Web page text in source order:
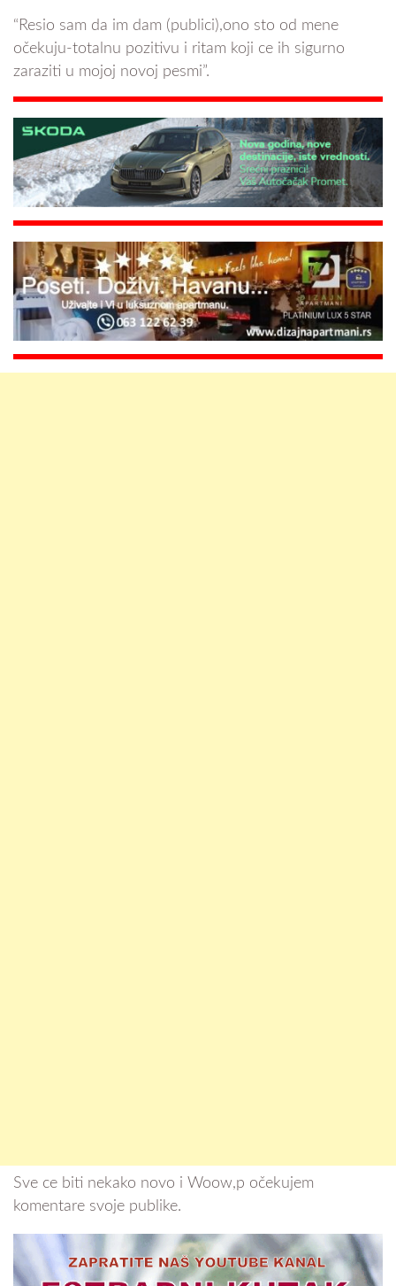
“Resio sam da im dam (publici),ono sto od mene
očekuju-totalnu pozitivu i ritam koji ce ih sigurno
zaraziti u mojoj novoj pesmi”.
Sve ce biti nekako novo i Woow,p očekujem
komentare svoje publike.